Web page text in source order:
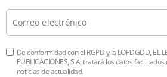
De conformidad con el RGPD y la LOPDGDD, EL
PUBLICACIONES, S.A. tratará los datos
noticias de actualidad.